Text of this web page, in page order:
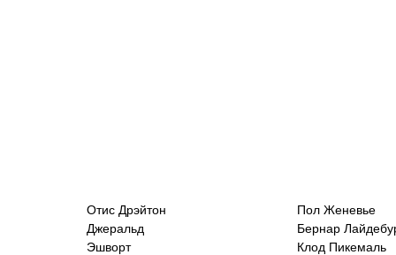
Отис Дрэйтон
Джеральд
Эшворт
Пол Женевье
Бернар
Клод Пикемаль